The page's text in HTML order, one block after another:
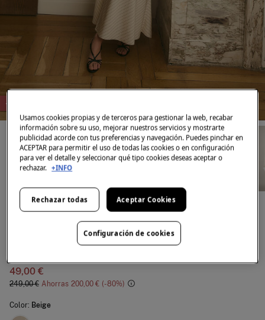
-80%
Chaqueta de rayas
(4)
49,00 €
249,00 € Ahorras 200,00 € 80
Color: Beige
Usamos cookies propias y de terceros para gestionar la web, recabar
información sobre su uso, mejorar nuestros servicios y mostrarte
publicidad acorde con tus preferencias y navegación. Puedes pinchar en
ACEPTAR para permitir el uso de todas las cookies o en configuración
para ver el detalle y seleccionar qué tipo cookies deseas aceptar o
rechazar. +INFO
Rechazar todas Aceptar Cookies
Configuración de cookies